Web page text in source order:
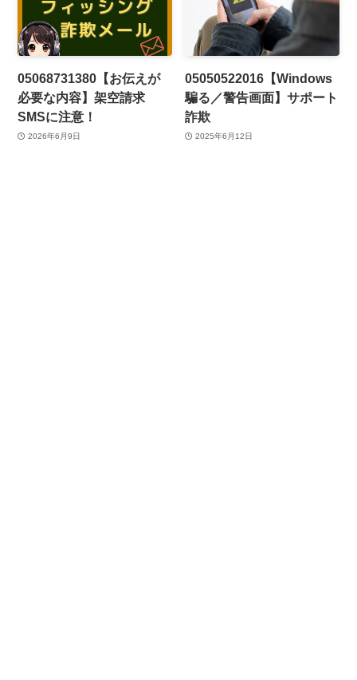
05068731380【お伝えが
必要な内容】架空請求
SMSに注意！
2026年6月9日
05050522016【Windows
騙る／警告画面】サポート
詐欺
2025年6月12日